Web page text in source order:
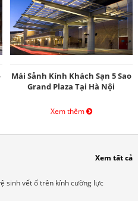
Mái Sảnh Kính Khách Sạn 5 Sao
Grand Plaza Tại Hà Nội
Xem thêm
Xem tất cả
sinh vết ố trên kính cường lực